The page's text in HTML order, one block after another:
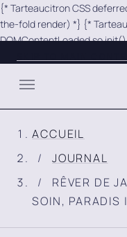
{* Tarteaucitron CSS
the-fold render) *} {*
DOMContentLoaded so
ACCUEIL
JOURNAL
RÊVER DE
SOIN, PARADIS
Panneau de gestion des